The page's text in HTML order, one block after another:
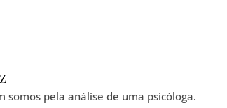
pela análise de uma psicóloga.